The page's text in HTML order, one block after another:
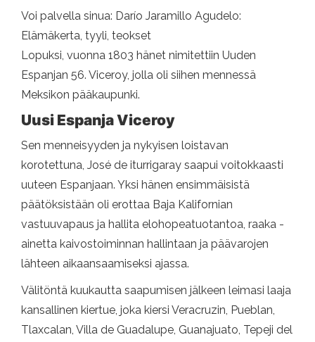
Voi palvella sinua: Darío Jaramillo Agudelo:
Elämäkerta, tyyli, teokset
Lopuksi, vuonna 1803 hänet nimitettiin Uuden
Espanjan 56. Viceroy, jolla oli siihen mennessä
Meksikon pääkaupunki.
Uusi Espanja Viceroy
Sen menneisyyden ja nykyisen loistavan
korotettuna, José de iturrigaray saapui voitokkaasti
uuteen Espanjaan. Yksi hänen ensimmäisistä
päätöksistään oli erottaa Baja Kalifornian
vastuuvapaus ja hallita elohopeatuotantoa, raaka -
ainetta kaivostoiminnan hallintaan ja päävarojen
lähteen aikaansaamiseksi ajassa.
Välitöntä kuukautta saapumisen jälkeen leimasi laaja
kansallinen kiertue, joka kiersi Veracruzin, Pueblan,
Tlaxcalan, Villa de Guadalupe, Guanajuato, Tepeji del